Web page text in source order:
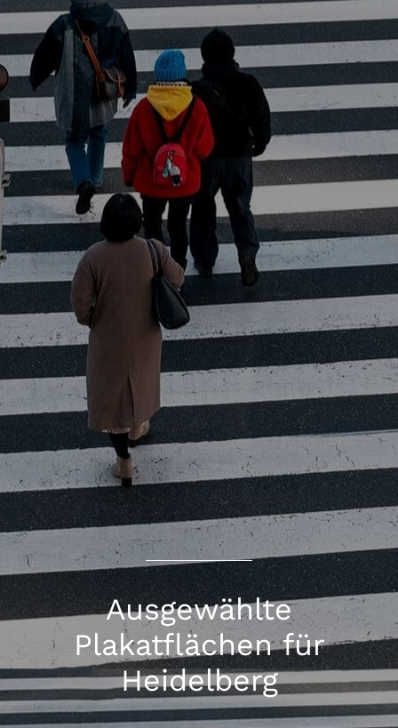
Ausgewählte
Plakatflächen für
Heidelberg